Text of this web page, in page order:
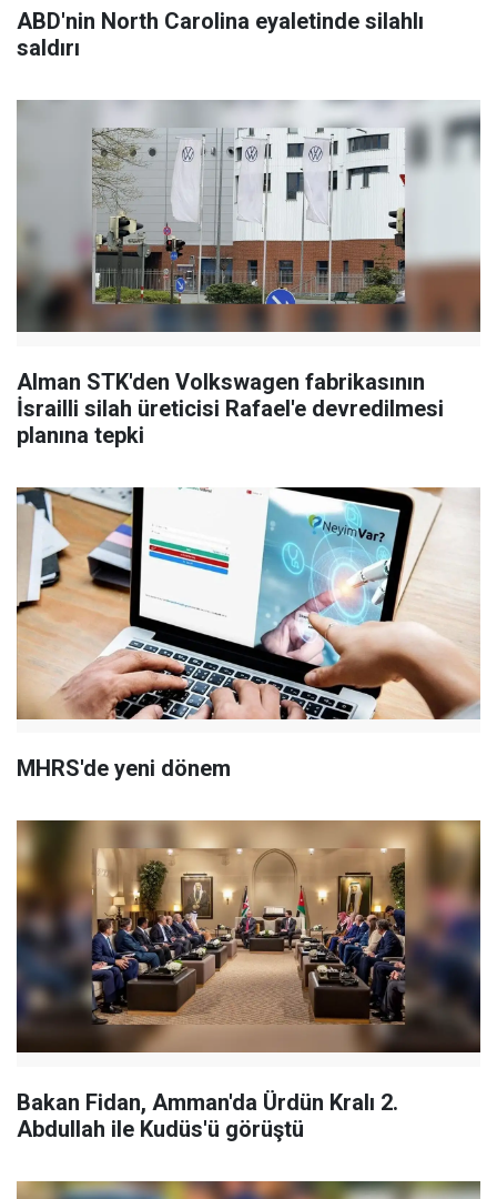
ABD'nin North Carolina eyaletinde silahlı
saldırı
Alman STK'den Volkswagen fabrikasının
İsrailli silah üreticisi Rafael'e devredilmesi
planına tepki
MHRS'de yeni dönem
Bakan Fidan, Amman'da Ürdün Kralı 2.
Abdullah ile Kudüs'ü görüştü